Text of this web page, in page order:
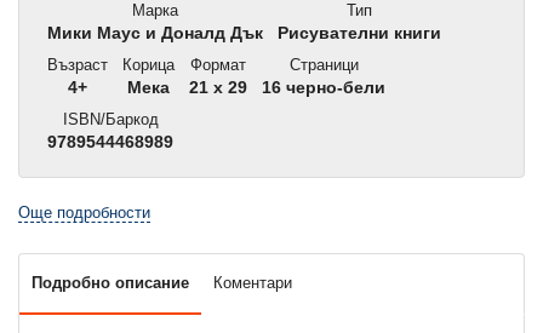
Марка
Мики Маус и Доналд Дък
Тип
Рисувателни книги
Възраст
4+
Корица
Мека
Формат
21 x 29
Страници
16 черно-бели
ISBN/Баркод
9789544468989
Още подробности
Подробно описание Коментари